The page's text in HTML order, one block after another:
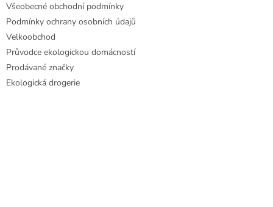
Všeobecné obchodní podmínky
Podmínky ochrany osobních údajů
Velkoobchod
Průvodce ekologickou domácností
Prodávané značky
Ekologická drogerie